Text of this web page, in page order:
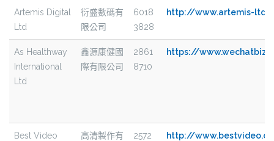
Artemis Digital
Ltd
衍盛數碼有
限公司
6018
3828
http://www.artemis-
As Healthway
International
Ltd
鑫源康健國
際有限公司
2861
8710
https://
Best Video
高清製作有
2572
http://